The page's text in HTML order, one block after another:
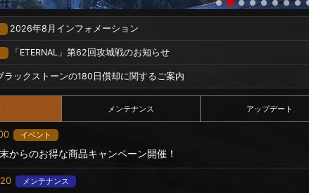
2026年8月インフォメーション
「ETERNAL」第62回攻城戦のお知らせ
ラックストーンの180日償却に関するご案内
メンテナンス アップデート
イベント
からのお得な商品キャンペーン開催！
メンテナンス